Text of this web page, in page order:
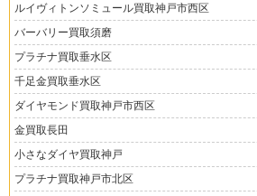
ルイヴィトンソミュール買取神戸市西区
バーバリー買取須磨
プラチナ買取垂水区
千足金買取垂水区
ダイヤモンド買取神戸市西区
金買取長田
小さなダイヤ買取神戸
プラチナ買取神戸市北区